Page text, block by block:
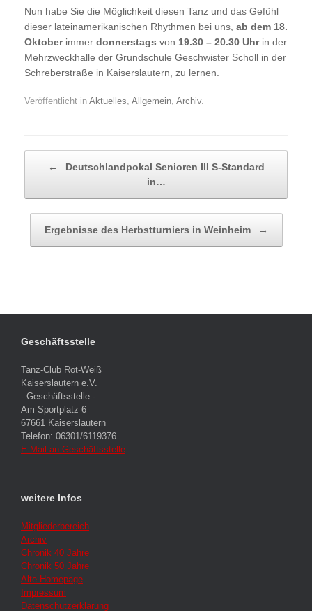
Nun habe Sie die Möglichkeit diesen Tanz und das Gefühl
dieser lateinamerikanischen Rhythmen bei uns, ab dem 18.
Oktoberimmer donnerstags von 19.30 – 20.30 Uhrin der
Mehrzweckhalle der Grundschule Geschwister Scholl in der
Schreberstraße in Kaiserslautern, zu lernen.
Veröffentlicht in Aktuelles Allgemein Archiv.
←
Deutschlandpokal Senioren III S-Standard
in…
Ergebnisse des Herbstturniers in Weinheim →
Geschäftsstelle
Tanz-Club Rot-Weiß
Kaiserslautern e.V.
- Geschäftsstelle -
Am Sportplatz 6
67661 Kaiserslautern
Telefon: 06301/6119376
E-Mail an Geschäftsstelle
weitere Infos
Mitgliederbereich
Archiv
Chronik 40 Jahre
Chronik 50 Jahre
Alte Homepage
Impressum
Datenschutzerklärung